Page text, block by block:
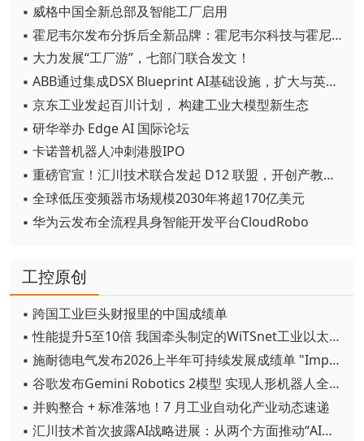
▪ 威格中国全新总部及智能工厂启用
▪ 霍尼韦尔发布分拆后全新品牌：霍尼韦尔科技与霍尼韦尔航空航天
▪ 大力发展“工厂游”，七部门联合发文！
▪ ABB通过集成DSX Blueprint AI基础设施，扩大与英伟达的合作
▪ 京东工业发起百川计划， 构建工业大模型新生态
▪ 研华举办 Edge AI 国际论坛
▪ 卡诺普机器人冲刺港股IPO
▪ 重磅官宣！汇川技术联合发起 D12 联盟，开创产教融合新范式
▪ 全球低压变频器市场规模2030年将超170亿美元
▪ 华为云发布全流程具身智能开发平台CloudRobo
工控原创
▪ 跨国工业巨头财报里的中国成绩单
▪ 性能提升5至10倍 我国牵头制定的WiTSnet工业以太网国际标准正式发布
▪ 施耐德电气发布2026上半年可持续发展成绩单 "Impact 2030"路线图开局稳健
▪ 谷歌发布Gemini Robotics 2模型 实现人形机器人全身智能控制突破
▪ 并购整合 + 标准落地！7 月工业自动化产业动态速递
▪ 汇川技术首次披露AI战略进展：从两个方面推动“AI业务化”落地